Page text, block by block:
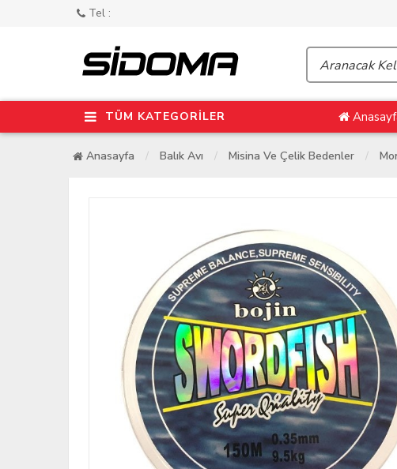
Tel :
TÜM KATEGORİLER
Anasayfa Balık Avı Misina Ve Çelik Bedenler